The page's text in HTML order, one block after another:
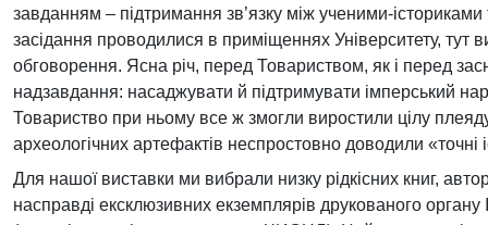
завданням – підтримання зв’язку між ученими-
засідання проводилися в приміщеннях Університету, тут
обговорення. Ясна річ, перед Товариством, як і перед
надзавдання: насаджувати й підтримувати імперський
Товариство при ньому все ж змогли виростили цілу плеяду
археологічних артефактів неспростовно доводили «точні
Для нашої виставки ми вибрали низку рідкісних книг,
насправді ексклюзивних екземплярів друкованого